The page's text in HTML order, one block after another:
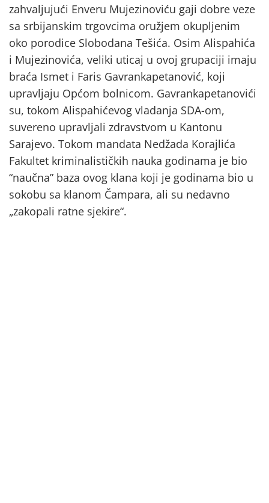
zahvaljujući Enveru Mujezinoviću gaji dobre veze
sa srbijanskim trgovcima oružjem okupljenim
oko porodice Slobodana Tešića. Osim Alispahića
i Mujezinovića, veliki uticaj u ovoj grupaciji imaju
braća Ismet i Faris Gavrankapetanović, koji
upravljaju Općom bolnicom. Gavrankapetanovići
su, tokom Alispahićevog vladanja SDA-om,
suvereno upravljali zdravstvom u Kantonu
Sarajevo. Tokom mandata Nedžada Korajlića
Fakultet kriminalističkih nauka godinama je bio
“naučna” baza ovog klana koji je godinama bio u
sokobu sa klanom Čampara, ali su nedavno
„zakopali ratne sjekire“.